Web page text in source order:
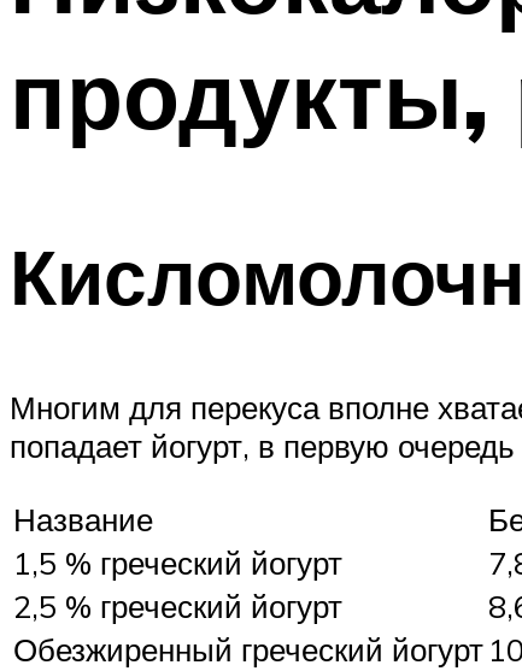
продукты,
Многим для перекуса вполне
попадает йогурт, в первую
Название
1,5 % греческий йогурт
2,5 % греческий йогурт
Обезжиренный греческий йогурт